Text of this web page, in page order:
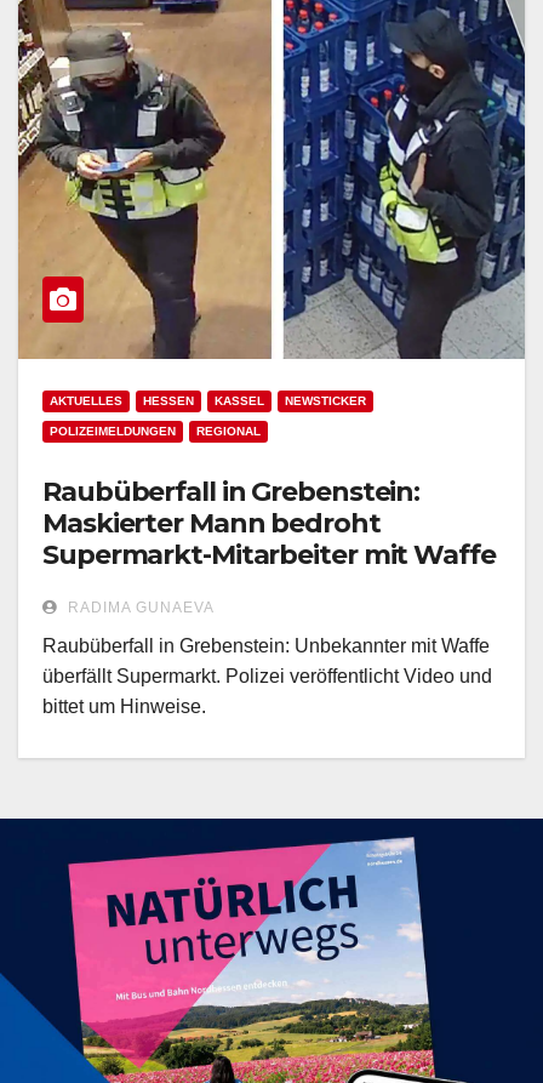
AKTUELLES HESSEN KASSEL NEWSTICKER
POLIZEIMELDUNGEN REGIONAL
Raubüberfall in Grebenstein:
Maskierter Mann bedroht
Supermarkt-Mitarbeiter mit Waffe
RADIMA GUNAEVA
Raubüberfall in Grebenstein: Unbekannter mit Waffe
überfällt Supermarkt. Polizei veröffentlicht Video und
bittet um Hinweise.